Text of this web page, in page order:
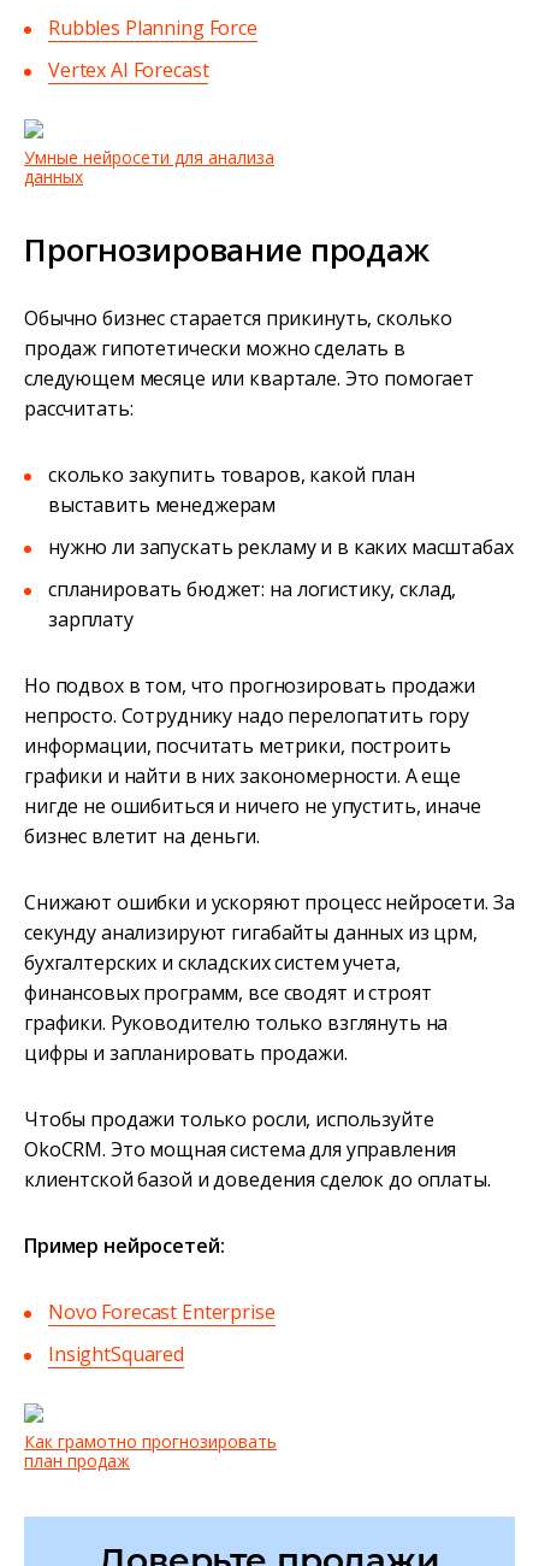
Rubbles Planning Force
Vertex AI Forecast
Умные нейросети для анализа
данных
Прогнозирование продаж
Обычно бизнес старается прикинуть, сколько
продаж гипотетически можно сделать в
следующем месяце или квартале. Это помогает
рассчитать:
сколько закупить товаров, какой план
выставить менеджерам
нужно ли запускать рекламу и в каких масштабах
спланировать бюджет: на логистику, склад,
зарплату
Но подвох в том, что прогнозировать продажи
непросто. Сотруднику надо перелопатить гору
информации, посчитать метрики, построить
графики и найти в них закономерности. А еще
нигде не ошибиться и ничего не упустить, иначе
бизнес влетит на деньги.
Снижают ошибки и ускоряют процесс нейросети. За
секунду анализируют гигабайты данных из црм,
бухгалтерских и складских систем учета,
финансовых программ, все сводят и строят
графики. Руководителю только взглянуть на
цифры и запланировать продажи.
Чтобы продажи только росли, используйте
OkoCRM. Это мощная система для управления
клиентской базой и доведения сделок до оплаты.
Пример нейросетей:
Novo Forecast Enterprise
InsightSquared
Как грамотно прогнозировать
план продаж